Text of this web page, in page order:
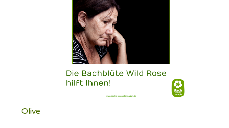
Olive